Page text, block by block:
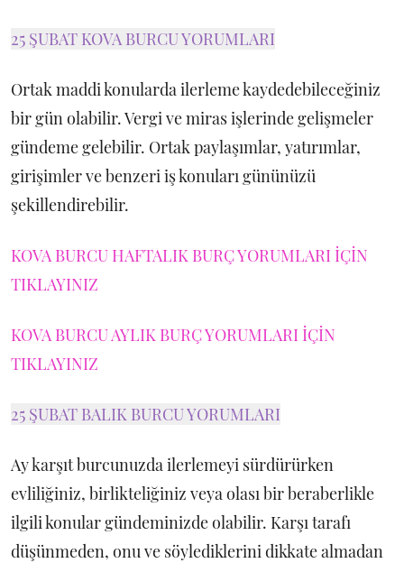
25 ŞUBAT KOVA BURCU YORUMLARI
Ortak maddi konularda ilerleme kaydedebileceğiniz
bir gün olabilir. Vergi ve miras işlerinde gelişmeler
gündeme gelebilir. Ortak paylaşımlar, yatırımlar,
girişimler ve benzeri iş konuları gününüzü
şekillendirebilir.
KOVA BURCU HAFTALIK BURÇ YORUMLARI İÇİN
TIKLAYINIZ
KOVA BURCU AYLIK BURÇ YORUMLARI İÇİN
TIKLAYINIZ
25 ŞUBAT BALIK BURCU YORUMLARI
Ay karşıt burcunuzda ilerlemeyi sürdürürken
evliliğiniz, birlikteliğiniz veya olası bir beraberlikle
ilgili konular gündeminizde olabilir. Karşı tarafı
düşünmeden, onu ve söylediklerini dikkate almadan